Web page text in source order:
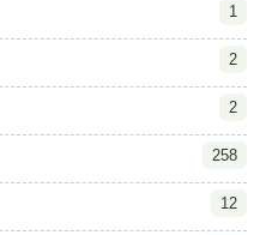
1
2
2
258
12